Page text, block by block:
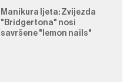
Manikura ljeta: Zvijezda
"Bridgertona" nosi
savršene "lemon nails"